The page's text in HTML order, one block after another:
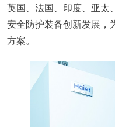
英国、法国、印度、亚太
安全防护装备创新发展，
方案。